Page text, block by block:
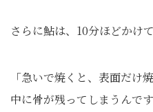
さらに鮎は、10分ほどかけ
「急いで焼くと、表面だけ
中に骨が残ってしまうんで